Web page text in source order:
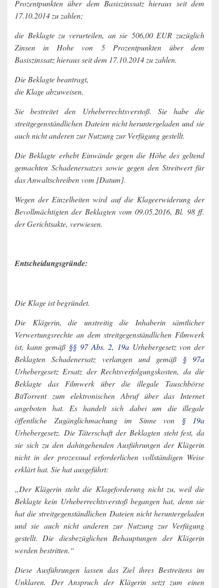
Prozentpunkten über dem Basiszinssatz hieraus seit dem
17.10.2014 zu zahlen;
die Beklagte zu verurteilen, an sie 506,00 EUR zuzüglich
Zinsen in Hohe von 5 Prozentpunkten über dem
Basiszinssatz hieraus seit dem 17.10.2014 zu zahlen.
Die Beklagte beantragt,
die Klage abzuweisen.
Sie bestreitet den Urheberrechtsverstoß. Sie habe die
streitgegenständlichen Dateien nicht heruntergeladen und sie
auch nicht anderen zur Nutzung zur Verfügung gestellt.
Die Beklagte erhebt Einwände gegen die Höhe des geltend
gemachten Schadenersatzes sowie gegen den Streitwert für
das Anwaltschreiben vom [Datum].
Wegen der Einzelheiten wird auf die Klageerwiderung der
Bevollmächtigten der Beklagten vom 09.05.2016, Bl. 98 ff.
der Gerichtsakte, verwiesen.
Entscheidungsgründe:
Die Klage ist begründet.
Die Klägerin, die unstreitig die Inhaberin sämtlicher
Verwertungsrechte an dem streitgegenständlichen Filmwerk
ist, kann gemäß §§ 97 Abs. 2, 19aUrhebergesetz von der
Beklagten Schadenersatz verlangen und gemäß § 97a
Urhebergesetz Ersatz der Rechtsverfolgungskosten, da die
Beklagte das Filmwerk über die illegale Tauschbörse
BitTorrent zum elektronischen Abruf über das Internet
angeboten hat. Es handelt sich dabei um die illegale
öffentliche Zugänglichmachung im Sinne von § 19a
Urhebergesetz. Die Täterschaft der Beklagten steht fest, da
sie sich zu den dahingehenden Ausführungen der Klägerin
nicht in der prozessual erforderlichen vollständigen Weise
erklärt hat. Sie hat ausgeführt:
„Der Klägerin steht die Klageforderung nicht zu, weil die
Beklagte kein Urheberrechtsverstoß begangen hat, denn sie
hat die streitgegenständlichen Dateien nicht heruntergeladen
und sie auch nicht anderen zur Nutzung zur Verfügung
gestellt. Die diesbezüglichen Behauptungen der Klägerin
werden bestritten.“
Diese Ausführungen lassen das Ziel ihres Bestreitens im
Unklaren. Der Anspruch der Klägerin setzt zum einen